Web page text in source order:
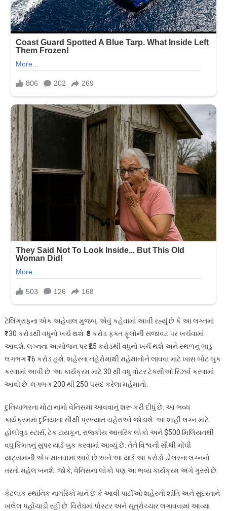
ટેલિગ્રાફના એક અહેવાલ મુજબ, એવું કહેવામાં આવી રહ્યું છે કે આ લગ્નમાં
₹130 કરોડથી વધુનો ખર્ચ થશે. ₹8 કરોડ ફક્ત ફૂલોની સજાવટ પર ખર્ચવામાં
આવશે. લગ્નના આયોજન પર ₹25 કરોડથી વધુનો ખર્ચ થશે અને સ્થળનું ભાડું
લગભગ ₹16 કરોડ હશે. શહેરના નહેરોમાંથી મહેમાનોને લાવવા માટે ખાસ બોટ બુક
કરવામાં આવી છે. આ કાર્યક્રમ માટે 30 થી વધુ વોટર ટેક્સીઓ રિઝર્વ કરવામાં
આવી છે. લગભગ 200 થી 250 પસંદ કરેલા મહેમાનો.
દુનિયાભરના મોટા નામો વેનિસમાં આવવાનું શરૂ કરી દીધું છે. આ ભવ્ય
કાર્યક્રમમાં દુનિયાના સૌથી પ્રખ્યાત ચહેરાઓ જોડાશે. આ શાહી લગ્ન માટે
હોલીવુડ સ્ટાર્સ, ટેક ટાયકૂન, રાજકીય આંતરિક લોકો અને $500 મિલિયનથી
વધુ કિંમતનું સુપર યાર્ડ બુક કરવામાં આવ્યું છે. તેને વિશ્વની સૌથી મોંઘી
યાટ્સમાંની એક માનવામાં આવે છે અને આ યાર્ડ આ કરોડો ડોલરના લગ્નનો
તરતો મહેલ બનશે. જોકે, વેનિસના લોકો પણ આ ભવ્ય કાર્યક્રમ અંગે ગુસ્સે છે.
કેટલાક સ્થાનિક નાગરિકો માને છે કે આવી પાર્ટીઓ શહેરની શાંતિ અને સુંદરતાને
ખલેલ પહોંચાડી રહી છે. વિરોધમાં પોસ્ટર અને સૂત્રોચ્ચાર લગાવવામાં આવ્યા